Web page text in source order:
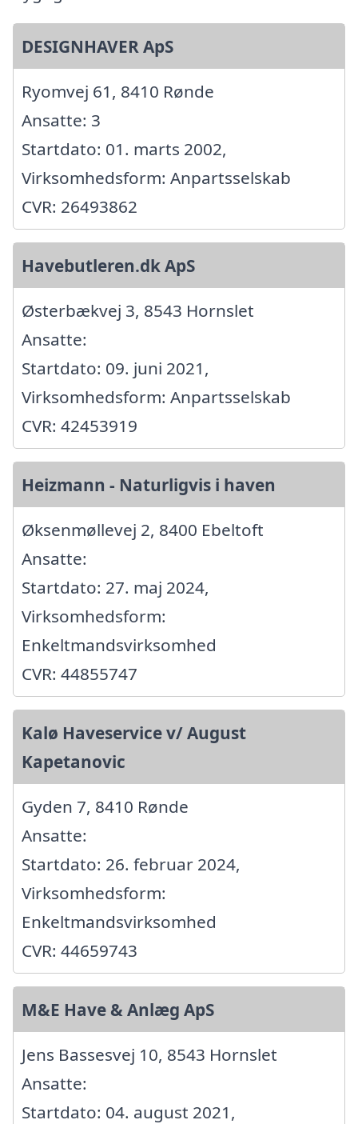
DESIGNHAVER ApS
Ryomvej 61, 8410 Rønde
Ansatte: 3
Startdato: 01. marts 2002,
Virksomhedsform: Anpartsselskab
CVR: 26493862
Havebutleren.dk ApS
Østerbækvej 3, 8543 Hornslet
Ansatte:
Startdato: 09. juni 2021,
Virksomhedsform: Anpartsselskab
CVR: 42453919
Heizmann - Naturligvis i haven
Øksenmøllevej 2, 8400 Ebeltoft
Ansatte:
Startdato: 27. maj 2024,
Virksomhedsform:
Enkeltmandsvirksomhed
CVR: 44855747
Kalø Haveservice v/ August
Kapetanovic
Gyden 7, 8410 Rønde
Ansatte:
Startdato: 26. februar 2024,
Virksomhedsform:
Enkeltmandsvirksomhed
CVR: 44659743
M&E Have & Anlæg ApS
Jens Bassesvej 10, 8543 Hornslet
Ansatte:
Startdato: 04. august 2021,